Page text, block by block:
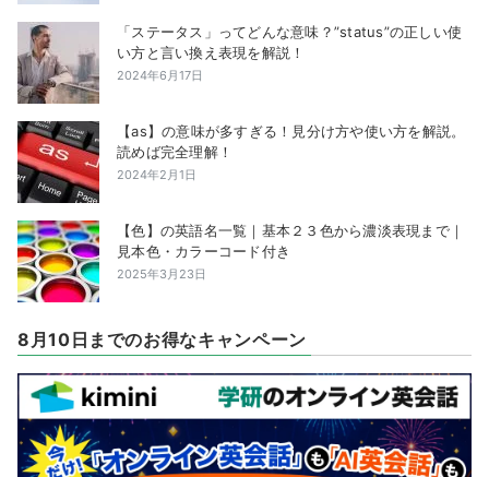
「ステータス」ってどんな意味？”status”の正しい使
い方と言い換え表現を解説！
2024年6月17日
【as】の意味が多すぎる！見分け方や使い方を解説。
読めば完全理解！
2024年2月1日
【色】の英語名一覧｜基本２３色から濃淡表現まで｜
見本色・カラーコード付き
2025年3月23日
8月10日までのお得なキャンペーン